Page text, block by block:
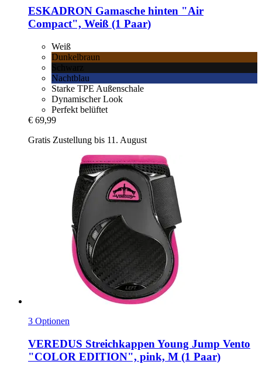
ESKADRON Gamasche hinten "Air
Compact", Weiß (1 Paar)
Weiß
Dunkelbraun
Nachtblau
Starke TPE Außenschale
Dynamischer Look
Perfekt belüftet
€ 69,99
Gratis Zustellung bis 11. August
3 Optionen
VEREDUS Streichkappen Young Jump Vento
"COLOR EDITION", pink, M (1 Paar)